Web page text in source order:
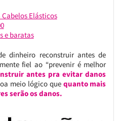
Elásticos
e baratas
dinheiro reconstruir antes de
fiel ao “prevenir é melhor
antes pra evitar danos
meio lógico que quanto mais
serão os danos.